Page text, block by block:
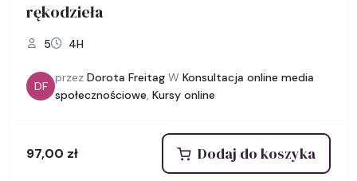
rękodzieła
5 4H
DF
przez Dorota Freitag W Konsultacja online media
społecznościowe, Kursy online
97,00 zł Dodaj do koszyka